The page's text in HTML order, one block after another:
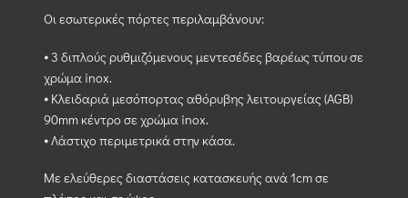
Οι εσωτερικές πόρτες περιλαμβάνουν:
⦁ 3 διπλούς ρυθμιζόμενους μεντεσέδες βαρέως τύπου σε
χρώμα inox.
⦁ Κλειδαριά μεσόπορτας αθόρυβης λειτουργείας (AGB)
90mm κέντρο σε χρώμα inox.
⦁ Λάστιχο περιμετρικά στην κάσα.
Με ελεύθερες διαστάσεις κατασκευής ανά 1cm σε